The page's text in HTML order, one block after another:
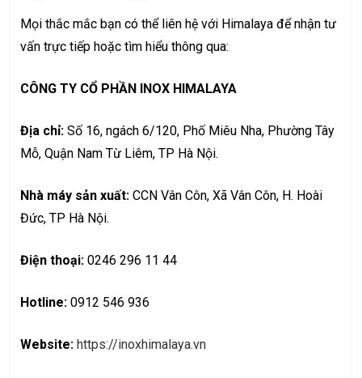
Mọi thắc mắc bạn có thể liên hệ với Himalaya để nhận tư
vấn trực tiếp hoặc tìm hiểu thông qua:
CÔNG TY CỔ PHẦN INOX HIMALAYA
Địa chỉ: Số 16, ngách 6/120, Phố Miêu Nha, Phường Tây
Mỗ, Quận Nam Từ Liêm, TP Hà Nội.
Nhà máy sản xuất: CCN Vân Côn, Xã Vân Côn, H. Hoài
Đức, TP Hà Nội.
Điện thoại: 0246 296 11 44
Hotline: 0912 546 936
Website: https://inoxhimalaya.vn